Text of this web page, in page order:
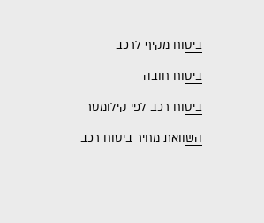
ביטוח מקיף לרכב
ביטוח חובה
ביטוח רכב לפי קילומטר
השוואת מחיר ביטוח רכב